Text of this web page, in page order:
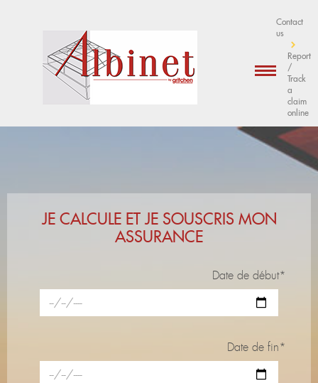
Contact
us
Report
/
Track
a
claim
online
JE CALCULE ET JE SOUSCRIS MON
ASSURANCE
Date de début*
Date de fin*